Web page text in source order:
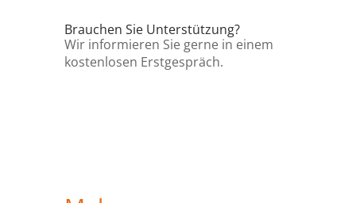
Brauchen Sie Unterstützung?
Wir informieren Sie gerne in einem
kostenlosen Erstgespräch.